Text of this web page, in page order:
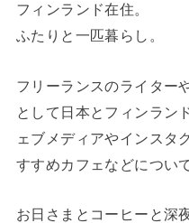
フィンランド在住。
ふたりと一匹暮らし。
フリーランスのライター
として日本とフィンラン
ェブメディアやインスタ
すすめカフェなどについ
お日さまとコーヒーと深